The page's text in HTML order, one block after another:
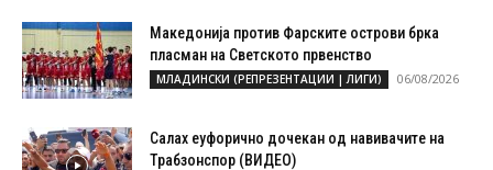
Македонија против Фарските острови брка
пласман на Светското првенство
МЛАДИНСКИ (РЕПРЕЗЕНТАЦИИ | ЛИГИ) 06/08/2026
Салах еуфорично дочекан од навивачите на
Трабзонспор (ВИДЕО)